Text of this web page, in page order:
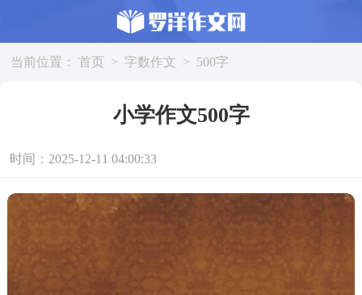
当前位置： 首页 > 字数作文 > 500字
小学作文500字
时间：2025-12-11 04:00:33